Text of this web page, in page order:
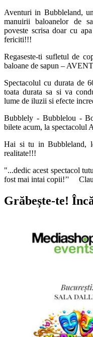
Aventuri in Bubbleland,
manuirii baloanelor de
poveste scrisa doar cu
fericiti!!!
Regaseste-ti sufletul de
baloane de sapun –
Spectacolul cu durata de
toata durata sa si va
lume de iluzii si efecte
Bubblely - Bubblelou -
bilete acum, la spectacolul
Hai si tu in Bubbleland,
realitate!!!
"...dedic acest spectacol
fost mai intai copii!’'
Grăbește-te!